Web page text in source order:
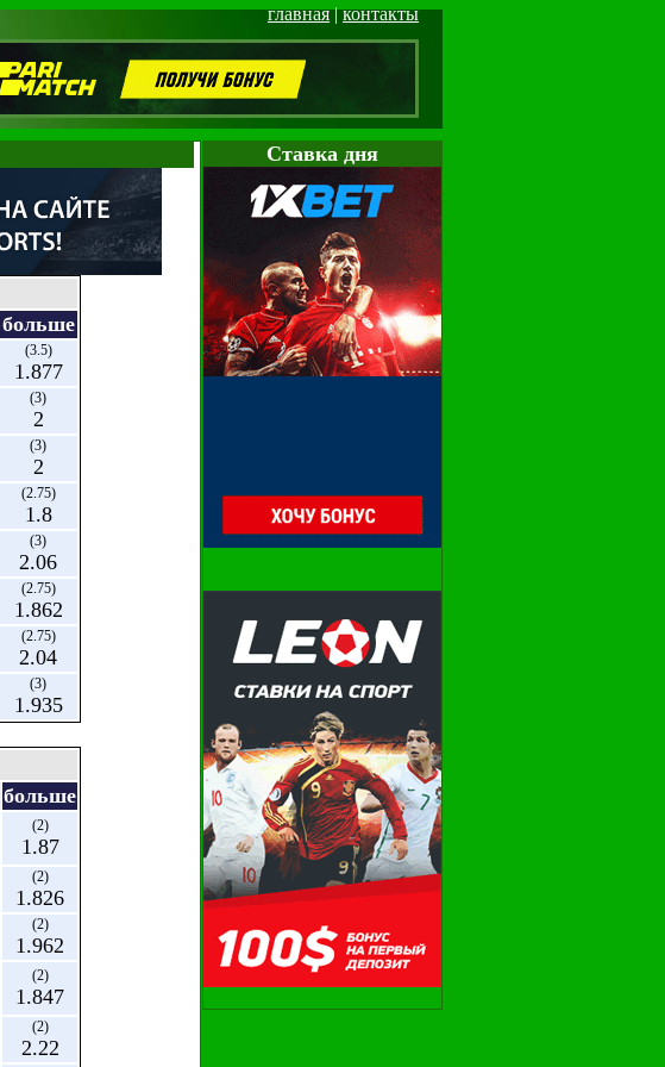
главная|контакты
Cтавка дня
больше
(3.5)
1.877
(3)
2
(3)
2
(2.75)
1.8
(3)
2.06
(2.75)
1.862
(2.75)
2.04
(3)
1.935
больше
(2)
1.87
(2)
1.826
(2)
1.962
(2)
1.847
(2)
2.22